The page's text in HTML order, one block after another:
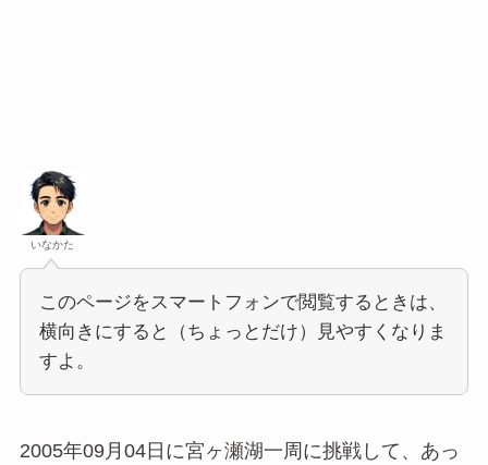
いなかた
このページをスマートフォンで閲覧するときは、
横向きにすると（ちょっとだけ）見やすくなりま
すよ。
2005年09月04日に宮ヶ瀬湖一周に挑戦して、あっ